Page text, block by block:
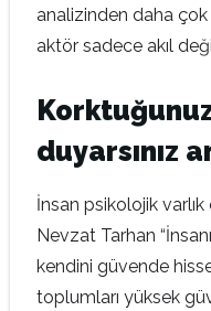
analizinden daha
aktör sadece akıl
duyarsınız
İnsan psikolojik
Nevzat Tarhan
kendini güvende
toplumları yüksek